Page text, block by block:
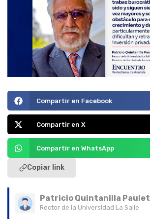
Compartir en Facebook
Compartir en X
Compartir en WhatsApp
Copiar link
Patricio Quintanilla Paulet
Rector de la Universidad La Salle